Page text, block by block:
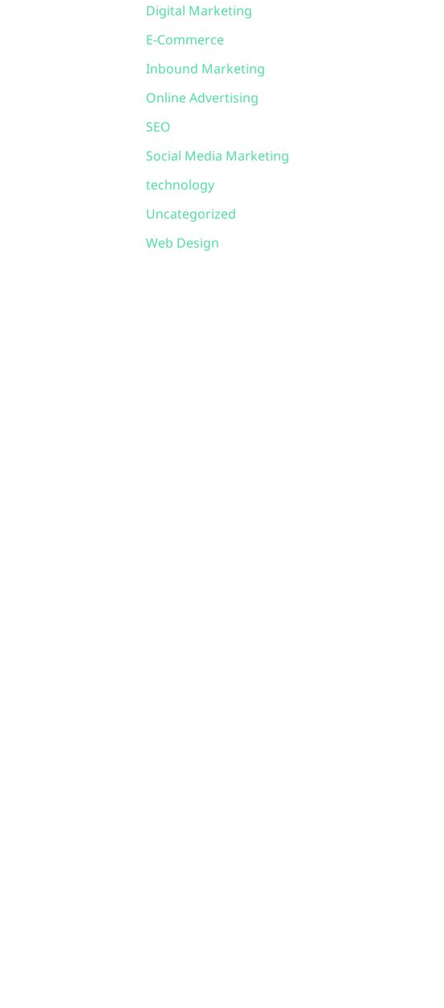
Digital Marketing
E-Commerce
Inbound Marketing
Online Advertising
SEO
Social Media Marketing
technology
Uncategorized
Web Design